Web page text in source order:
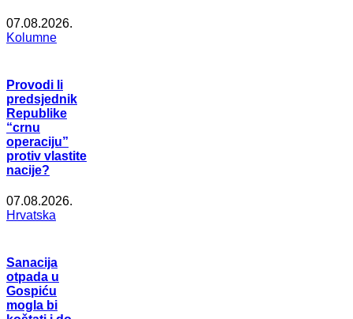
07.08.2026.
Kolumne
Provodi li
predsjednik
Republike
“crnu
operaciju”
protiv vlastite
nacije?
07.08.2026.
Hrvatska
Sanacija
otpada u
Gospiću
mogla bi